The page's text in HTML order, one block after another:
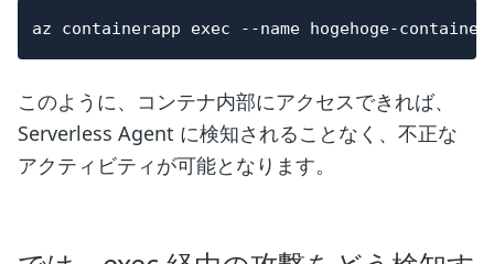
このように、コンテナ内部にアクセスできれば、
Serverless Agent に検知されることなく、不正な
アクティビティが可能となります。